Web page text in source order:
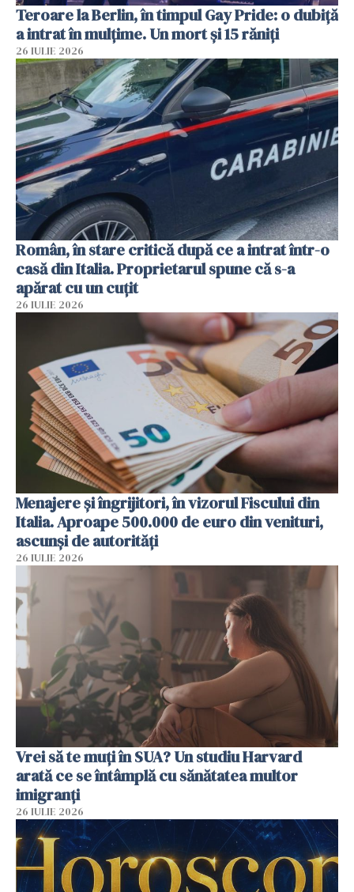
Teroare la Berlin, în timpul Gay Pride: o dubiță
a intrat în mulțime. Un mort și 15 răniți
26 IULIE 2026
Român, în stare critică după ce a intrat într-o
casă din Italia. Proprietarul spune că s-a
apărat cu un cuțit
26 IULIE 2026
Menajere și îngrijitori, în vizorul Fiscului din
Italia. Aproape 500.000 de euro din venituri,
ascunși de autorități
26 IULIE 2026
Vrei să te muți în SUA? Un studiu Harvard
arată ce se întâmplă cu sănătatea multor
imigranți
26 IULIE 2026